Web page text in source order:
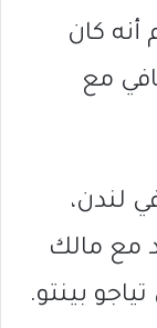
أنه كان
صافي مع
لندن،
مع مالك
بينتو.